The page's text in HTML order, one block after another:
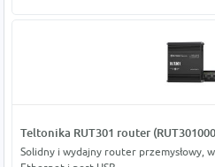
Teltonika RUT301 router
Solidny i wydajny router przemysłowy,